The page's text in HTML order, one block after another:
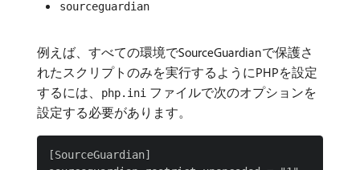
sourceguardian
例えば、すべての環境でSourceGuardianで保護さ
れたスクリプトのみを実行するようにPHPを設定
するには、
php.ini ファイルで次のオプションを
設定する必要があります。
[SourceGuardian]